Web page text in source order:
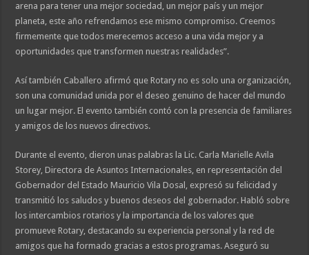
arena para tener una mejor sociedad, un mejor país y un mejor
planeta, este año refrendamos ese mismo compromiso. Creemos
firmemente que todos merecemos acceso a una vida mejor y a
oportunidades que transformen nuestras realidades”.
Así también Caballero afirmó que Rotary no es solo una organización,
son una comunidad unida por el deseo genuino de hacer del mundo
un lugar mejor. El evento también contó con la presencia de familiares
y amigos de los nuevos directivos.
Durante el evento, dieron unas palabras la Lic. Carla Marielle Avila
Storey, Directora de Asuntos Internacionales, en representación del
Gobernador del Estado Mauricio Vila Dosal, expresó su felicidad y
transmitió los saludos y buenos deseos del gobernador. Habló sobre
los intercambios rotarios y la importancia de los valores que
promueve Rotary, destacando su experiencia personal y la red de
amigos que ha formado gracias a estos programas. Aseguró su